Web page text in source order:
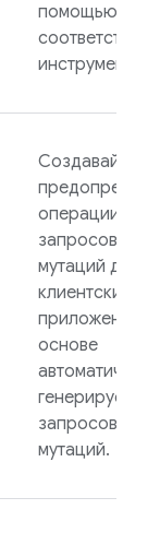
помощью
инструментов.
Создавайте
операции
запросов и
мутаций для
клиентских
приложений
основе
автоматически
генерируемых
запросов и
мутаций.